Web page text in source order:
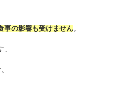
事の影響も受けません。
。